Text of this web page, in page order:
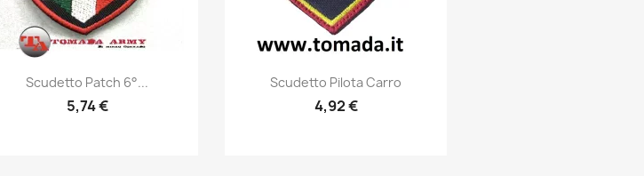
Anteprima
Scudetto Patch 6°...
5,74 €
Anteprima
Scudetto Pilota Carro
4,92 €